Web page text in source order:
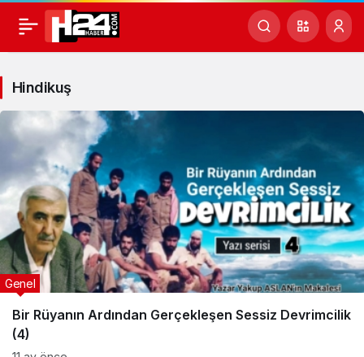
Hindikuş
Haberleri
Hindikuş
Bir Rüyanın Ardından Gerçekleşen Sessiz Devrimcilik
(4)
Genel